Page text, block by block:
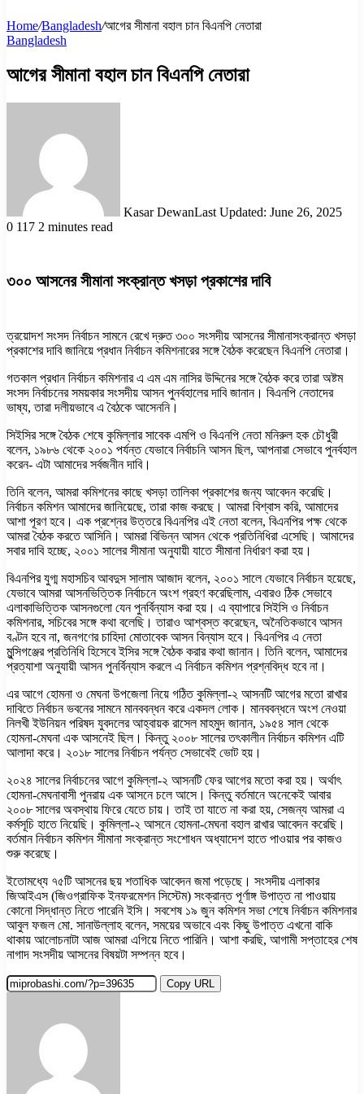
Home/Bangladesh/আগের সীমানা বহাল চান বিএনপি নেতারা
Bangladesh
আগের সীমানা বহাল চান বিএনপি নেতারা
Kasar DewanLast Updated: June 26, 2025
0 117 2 minutes read
৩০০ আসনের সীমানা সংক্রান্ত খসড়া প্রকাশের দাবি
ত্রয়োদশ সংসদ নির্বাচন সামনে রেখে দ্রুত ৩০০ সংসদীয় আসনের সীমানাসংক্রান্ত খসড়া
প্রকাশের দাবি জানিয়ে প্রধান নির্বাচন কমিশনারের সঙ্গে বৈঠক করেছেন বিএনপি নেতারা।
গতকাল প্রধান নির্বাচন কমিশনার এ এম এম নাসির উদ্দিনের সঙ্গে বৈঠক করে তারা অষ্টম
সংসদ নির্বাচনের সময়কার সংসদীয় আসন পুনর্বহালের দাবি জানান। বিএনপি নেতাদের
ভাষ্য, তারা দলীয়ভাবে এ বৈঠকে আসেননি।
সিইসির সঙ্গে বৈঠক শেষে কুমিল্লার সাবেক এমপি ও বিএনপি নেতা মনিরুল হক চৌধুরী
বলেন, ১৯৮৬ থেকে ২০০১ পর্যন্ত যেভাবে নির্বাচনি আসন ছিল, আপনারা সেভাবে পুনর্বহাল
করেন- এটা আমাদের সর্বজনীন দাবি।
তিনি বলেন, আমরা কমিশনের কাছে খসড়া তালিকা প্রকাশের জন্য আবেদন করেছি।
নির্বাচন কমিশন আমাদের জানিয়েছে, তারা কাজ করছে। আমরা বিশ্বাস করি, আমাদের
আশা পূরণ হবে। এক প্রশ্নের উত্তরে বিএনপির এই নেতা বলেন, বিএনপির পক্ষ থেকে
আমরা বৈঠক করতে আসিনি। আমরা বিভিন্ন আসন থেকে প্রতিনিধিরা এসেছি। আমাদের
সবার দাবি হচ্ছে, ২০০১ সালের সীমানা অনুযায়ী যাতে সীমানা নির্ধারণ করা হয়।
বিএনপির যুগ্ম মহাসচিব আবদুস সালাম আজাদ বলেন, ২০০১ সালে যেভাবে নির্বাচন হয়েছে,
যেভাবে আমরা আসনভিত্তিক নির্বাচনে অংশ গ্রহণ করেছিলাম, এবারও ঠিক সেভাবে
এলাকাভিত্তিক আসনগুলো যেন পুনর্বিন্যাস করা হয়। এ ব্যাপারে সিইসি ও নির্বাচন
কমিশনার, সচিবের সঙ্গে কথা বলেছি। তারাও আশ্বস্ত করেছেন, অনৈতিকভাবে আসন
বণ্টন হবে না, জনগণের চাহিদা মোতাবেক আসন বিন্যাস হবে। বিএনপির এ নেতা
মুন্সিগঞ্জের প্রতিনিধি হিসেবে ইসির সঙ্গে বৈঠক করার কথা জানান। তিনি বলেন, আমাদের
প্রত্যাশা অনুযায়ী আসন পুনর্বিন্যাস করলে এ নির্বাচন কমিশন প্রশ্নবিদ্ধ হবে না।
এর আগে হোমনা ও মেঘনা উপজেলা নিয়ে গঠিত কুমিল্লা-২ আসনটি আগের মতো রাখার
দাবিতে নির্বাচন ভবনের সামনে মানববন্ধন করে একদল লোক। মানববন্ধনে অংশ নেওয়া
নিলখী ইউনিয়ন পরিষদ যুবদলের আহ্বায়ক রাসেল মাহমুদ জানান, ১৯৫৪ সাল থেকে
হোমনা-মেঘনা এক আসনেই ছিল। কিন্তু ২০০৮ সালের তৎকালীন নির্বাচন কমিশন এটি
আলাদা করে। ২০১৮ সালের নির্বাচন পর্যন্ত সেভাবেই ভোট হয়।
২০২৪ সালের নির্বাচনের আগে কুমিল্লা-২ আসনটি ফের আগের মতো করা হয়। অর্থাৎ
হোমনা-মেঘনাবাসী পুনরায় এক আসনে চলে আসে। কিন্তু বর্তমানে অনেকেই আবার
২০০৮ সালের অবস্থায় ফিরে যেতে চায়। তাই তা যাতে না করা হয়, সেজন্য আমরা এ
কর্মসূচি হাতে নিয়েছি। কুমিল্লা-২ আসনে হোমনা-মেঘনা বহাল রাখার আবেদন করেছি।
বর্তমান নির্বাচন কমিশন সীমানা সংক্রান্ত সংশোধন অধ্যাদেশ হাতে পাওয়ার পর কাজও
শুরু করেছে।
ইতোমধ্যে ৭৫টি আসনের ছয় শতাধিক আবেদন জমা পড়েছে। সংসদীয় এলাকার
জিআইএস (জিওগ্রাফিক ইনফরমেশন সিস্টেম) সংক্রান্ত পূর্ণাঙ্গ উপাত্ত না পাওয়ায়
কোনো সিদ্ধান্ত নিতে পারেনি ইসি। সবশেষ ১৯ জুন কমিশন সভা শেষে নির্বাচন কমিশনার
আবুল ফজল মো. সানাউল্লাহ বলেন, সময়ের অভাবে এবং কিছু উপাত্ত এখনো বাকি
থাকায় আলোচনাটা আজ আমরা এগিয়ে নিতে পারিনি। আশা করছি, আগামী সপ্তাহের শেষ
নাগাদ সংসদীয় আসনের বিষয়টা সম্পন্ন হবে।
Copy URL